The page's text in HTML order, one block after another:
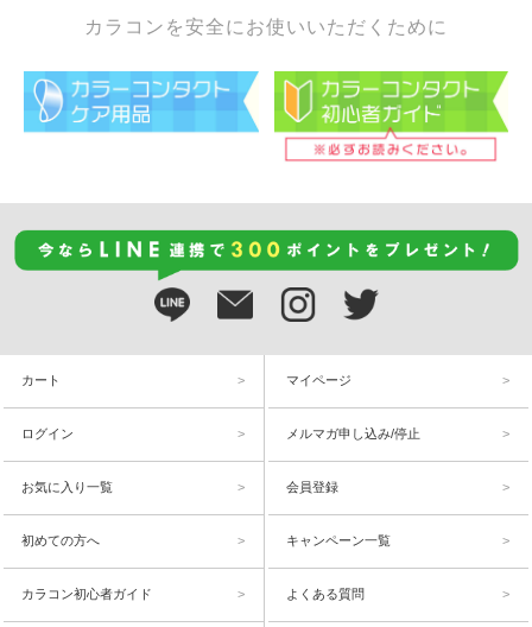
カラコンを安全にお使いいただくために
カート マイページ
ログイン メルマガ申し込み/停止
お気に入り一覧 会員登録
初めての方へ キャンペーン一覧
カラコン初心者ガイド よくある質問